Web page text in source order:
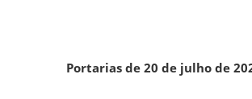
Portarias de 20 de julho de